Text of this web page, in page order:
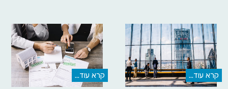
קרא עוד... קרא עוד...